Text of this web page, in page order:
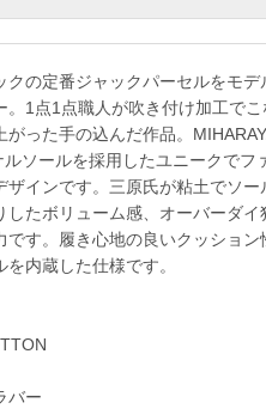
クの定番ジャックパーセルをモデ
。1点1点職人が吹き付け加工で
がった手の込んだ作品。
ソールを採用したユニークでフ
ザインです。三原氏が粘土でソー
したボリューム感、オーバーダイ
です。履き心地の良いクッション
を内蔵した仕様です。
バー